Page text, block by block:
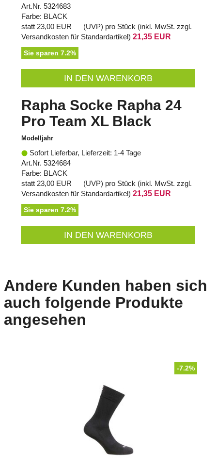
Art.Nr. 5324683
Farbe: BLACK
statt 23,00 EUR (UVP) pro Stück (inkl. MwSt. zzgl.
Versandkosten für Standardartikel) 21,35 EUR
Sie sparen 7.2%
IN DEN WARENKORB
Rapha Socke Rapha 24
Pro Team XL Black
Modelljahr
Sofort Lieferbar, Lieferzeit: 1-4 Tage
Art.Nr. 5324684
Farbe: BLACK
statt 23,00 EUR (UVP) pro Stück (inkl. MwSt. zzgl.
Versandkosten für Standardartikel) 21,35 EUR
Sie sparen 7.2%
IN DEN WARENKORB
Andere Kunden haben sich
auch folgende Produkte
angesehen
-7.2%